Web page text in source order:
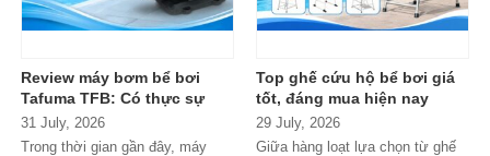
Review máy bơm bể bơi
Tafuma TFB: Có thực sự
đáng mua trong phân khúc
phổ thông?
31 July, 2026
Trong thời gian gần đây, máy
Top ghế cứu hộ bể bơi giá
tốt, đáng mua hiện nay
29 July, 2026
Giữa hàng loạt lựa chọn từ ghế